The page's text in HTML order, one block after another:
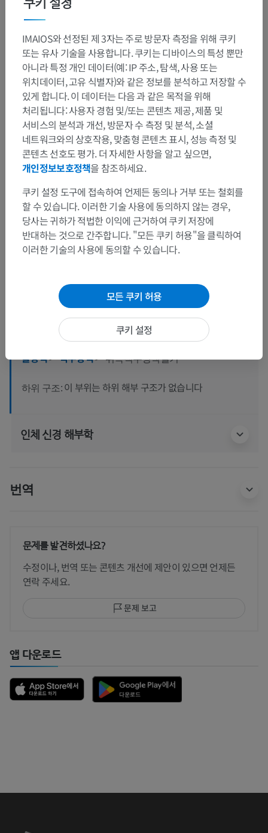
해부학적 계층
인체 해부학 1
계통해부학> 심장혈관계통> 정맥> 위대정맥
홀정맥> 척주정맥> 뒤속척주정맥얼기
하위 구조: 이 부위는 하위 해부 구조가 없습니다
인체 신경 해부학
번역
문제를 발견하셨나요?
수정이나, 번역 또는 콘텐츠 개선에 제안이 있으면 언제든
연락 주세요.
문제 보고
앱 다운로드
쿠키 설정
IMAIOS와 선정된 제 3자는 주로 방문자 측정을 위해 쿠키
또는 유사 기술을 사용합니다. 쿠키는 디바이스의 특성 뿐만
아니라 특정 개인 데이터(예: IP 주소, 탐색, 사용 또는
위치데이터, 고유 식별자)와 같은 정보를 분석하고 저장할 수
있게 합니다. 이 데이터는 다음 과 같은 목적을 위해
처리됩니다: 사용자 경험 및/또는 콘텐츠 제공, 제품 및
서비스의 분석과 개선, 방문자 수 측정 및 분석, 소셜
네트워크와의 상호작용, 맞춤형 콘텐츠 표시, 성능 측정 및
콘텐츠 선호도 평가. 더 자세한 사항을 알고 싶으면,
개인정보보호정책을 참조하세요.
쿠키 설정 도구에 접속하여 언제든 동의나 거부 또는 철회를
할 수 있습니다. 이러한 기술 사용에 동의하지 않는 경우,
당사는 귀하가 적법한 이익에 근거하여 쿠키 저장에
반대하는 것으로 간주합니다. "모든 쿠키 허용"을 클릭하여
이러한 기술의 사용에 동의할 수 있습니다.
모든 쿠키 허용
쿠키 설정